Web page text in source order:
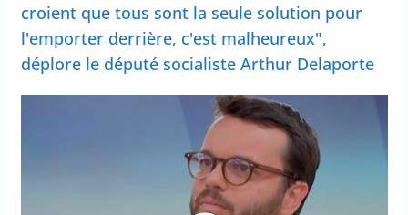
croient que tous sont la seule solution pour
l'emporter derrière, c'est malheureux",
déplore le député socialiste Arthur Delaporte